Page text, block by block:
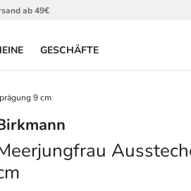
ab 49€
GESCHÄFTE
9 cm